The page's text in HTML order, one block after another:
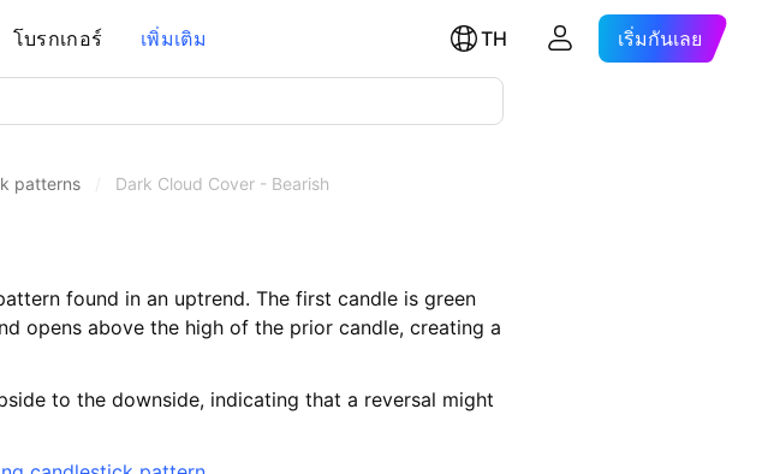
โบรกเกอร์ เพิ่มเติม TH เริ่มกันเลย
patterns Dark Cloud Cover - Bearish
found in an uptrend. The first candle is green
opens above the high of the prior candle, creating a
to the downside, indicating that a reversal might